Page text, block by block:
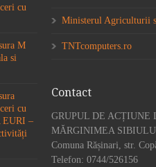
cu
M
si
cu
EURI –
Ministerul Agriculturii
TNTcomputers.ro
Contact
GRUPUL DE ACȚIUNE
MĂRGINIMEA
Comuna Rășinari, str.
Telefon: 0744/526156